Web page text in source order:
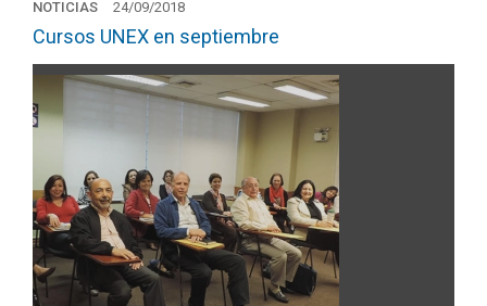
NOTICIAS 24/09/2018
Cursos UNEX en septiembre